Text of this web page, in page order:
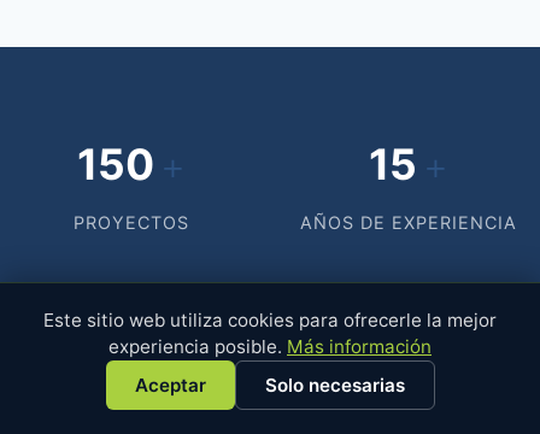
150 +
PROYECTOS
15 +
AÑOS DE EXPERIENCIA
100+
CLIENTES
SATISFECHOS
2.000+
SIMULACIONES
Este sitio web utiliza cookies para ofrecerle la mejor
experiencia posible. Más información
Aceptar
Solo necesarias